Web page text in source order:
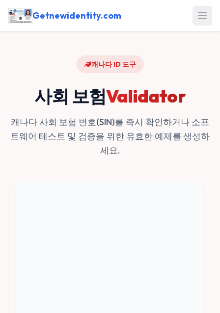
Getnewidentity.com
캐나다 ID 도구
사회 보험Validator
캐나다 사회 보험 번호(SIN)를 즉시 확인하거나 소프
트웨어 테스트 및 검증을 위한 유효한 예제를 생성하
세요.